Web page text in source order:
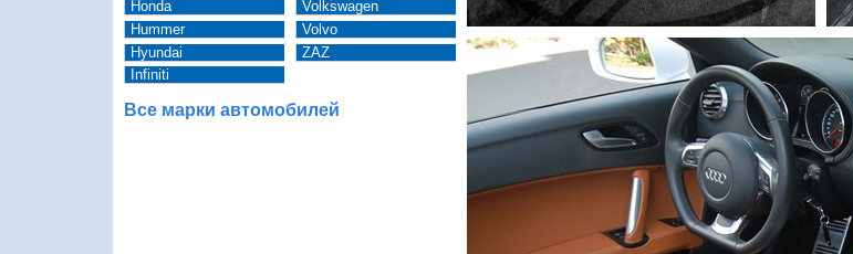
Honda
Hummer
Hyundai
Infiniti
Volkswagen
Volvo
ZAZ
Все марки автомобилей